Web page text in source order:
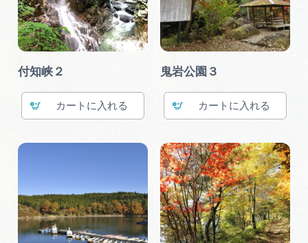
付知峡２
カート
鬼岩公園３
カート